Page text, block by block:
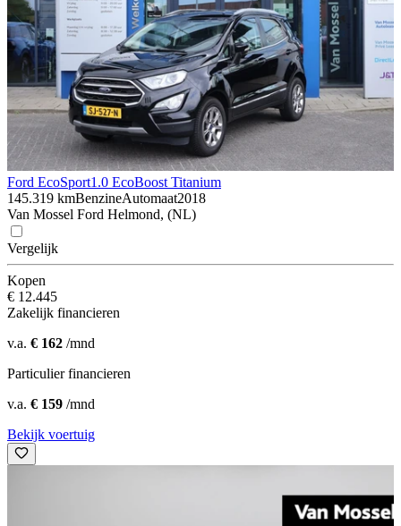
Ford EcoSport1.0 EcoBoost Titanium
145.319 kmBenzineAutomaat2018
Van Mossel Ford Helmond, (NL)
Vergelijk
Kopen
€ 12.445
Zakelijk financieren
v.a. € 162 /mnd
Particulier financieren
v.a. € 159 /mnd
Bekijk voertuig